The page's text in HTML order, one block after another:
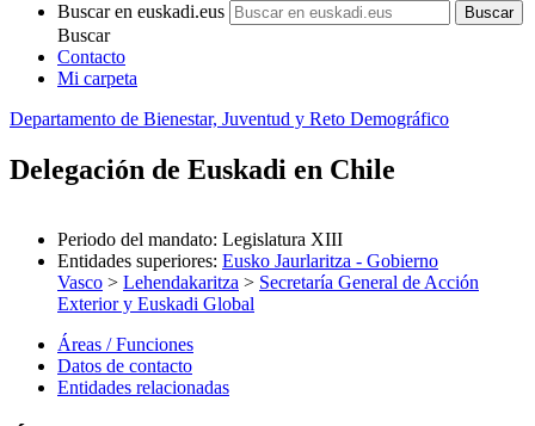
Buscar en euskadi.eus
Buscar
Contacto
Mi carpeta
Departamento de Bienestar, Juventud y Reto Demográfico
Delegación de Euskadi en Chile
Periodo del mandato: Legislatura XIII
Entidades superiores: Eusko Jaurlaritza - Gobierno
Vasco > Lehendakaritza > Secretaría General de Acción
Exterior y Euskadi Global
Áreas / Funciones
Datos de contacto
Entidades relacionadas